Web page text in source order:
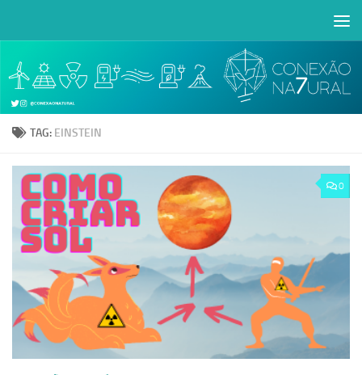
Abrir a barra de ferramentas
TAG: EINSTEIN
0